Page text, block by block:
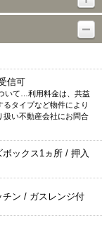
信可
いて…利用料金は、共益
タイプなど物件により
扱い不動産会社にお問合
ックス1ヵ所 / 押入
チン / ガスレンジ付